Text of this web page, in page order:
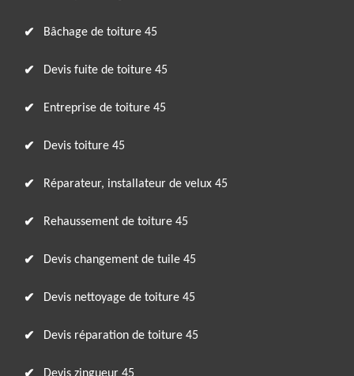
Bâchage de toiture 45
Devis fuite de toiture 45
Entreprise de toiture 45
Devis toiture 45
Réparateur, installateur de velux 45
Rehaussement de toiture 45
Devis changement de tuile 45
Devis nettoyage de toiture 45
Devis réparation de toiture 45